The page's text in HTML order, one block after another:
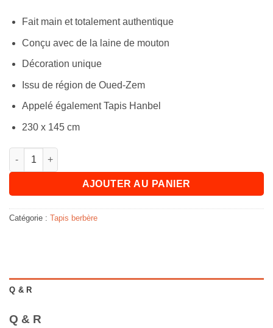
Fait main et totalement authentique
Conçu avec de la laine de mouton
Décoration unique
Issu de région de Oued-Zem
Appelé également Tapis Hanbel
230 x 145 cm
quantité de Tapis berbère Hanbel Bleu - Unique et Fait main
AJOUTER AU PANIER
Catégorie : Tapis berbère
Q & R
Q & R